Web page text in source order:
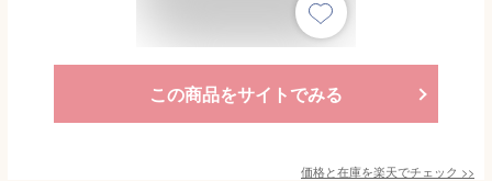
この商品をサイトでみる
価格と在庫を楽天でチェック >>